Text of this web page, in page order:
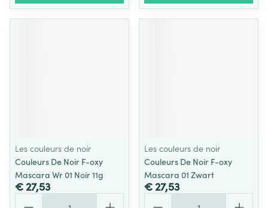
Les couleurs de noir
Couleurs De Noir F-oxy
Mascara Wr 01 Noir 11g
€ 27,53
Les couleurs de noir
Couleurs De Noir F-oxy
Mascara 01 Zwart
€ 27,53